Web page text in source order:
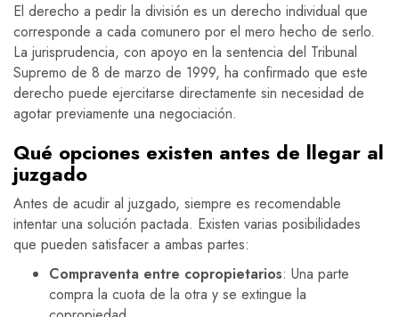
El derecho a pedir la división es un derecho individual que
corresponde a cada comunero por el mero hecho de serlo.
La jurisprudencia, con apoyo en la sentencia del Tribunal
Supremo de 8 de marzo de 1999, ha confirmado que este
derecho puede ejercitarse directamente sin necesidad de
agotar previamente una negociación.
Qué opciones existen antes de llegar al
juzgado
Antes de acudir al juzgado, siempre es recomendable
intentar una solución pactada. Existen varias posibilidades
que pueden satisfacer a ambas partes:
Compraventa entre copropietarios: Una parte
compra la cuota de la otra y se extingue la